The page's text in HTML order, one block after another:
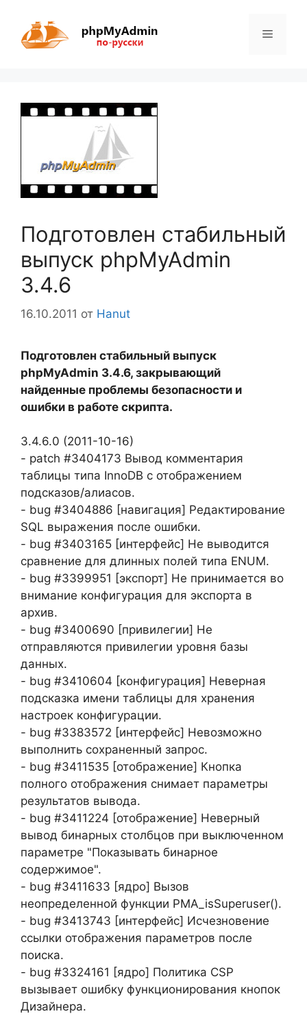
содержимому
Меню
Подготовлен стабильный
выпуск phpMyAdmin
3.4.6
16.10.2011 от Hanut
Подготовлен стабильный выпуск
phpMyAdmin 3.4.6, закрывающий
найденные проблемы безопасности и
ошибки в работе скрипта.
3.4.6.0 (2011-10-16)
- patch #3404173 Вывод комментария
таблицы типа InnoDB с отображением
подсказов/алиасов.
- bug #3404886 [навигация] Редактирование
SQL выражения после ошибки.
- bug #3403165 [интерфейс] Не выводится
сравнение для длинных полей типа ENUM.
- bug #3399951 [экспорт] Не принимается во
внимание конфигурация для экспорта в
архив.
- bug #3400690 [привилегии] Не
отправляются привилегии уровня базы
данных.
- bug #3410604 [конфигурация] Неверная
подсказка имени таблицы для хранения
настроек конфигурации.
- bug #3383572 [интерфейс] Невозможно
выполнить сохраненный запрос.
- bug #3411535 [отображение] Кнопка
полного отображения снимает параметры
результатов вывода.
- bug #3411224 [отображение] Неверный
вывод бинарных столбцов при выключенном
параметре "Показывать бинарное
содержимое".
- bug #3411633 [ядро] Вызов
неопределенной функции PMA_isSuperuser().
- bug #3413743 [интерфейс] Исчезновение
ссылки отображения параметров после
поиска.
- bug #3324161 [ядро] Политика CSP
вызывает ошибку функционирования кнопок
Дизайнера.